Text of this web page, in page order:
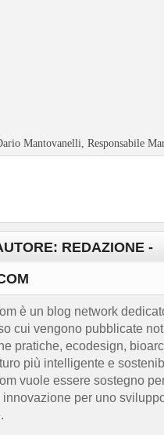
Mantovanelli, Responsabile
REDAZIONE -
è un blog network
cui vengono pubblicate
pratiche, ecodesign,
più intelligente e
vuole essere sostegno
per uno